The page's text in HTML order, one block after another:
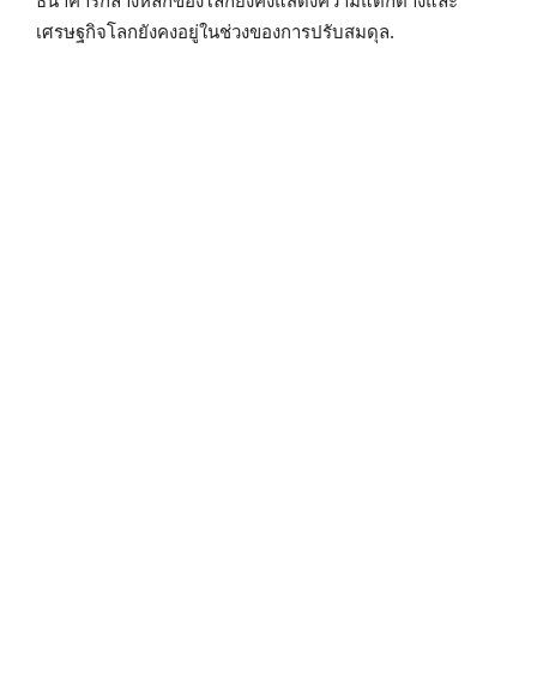
เศรษฐกิจโลกยังคงอยู่ในช่วงของการปรับสมดุล.